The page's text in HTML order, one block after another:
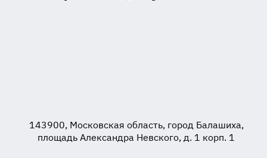
143900, Московская область, город Балашиха,
площадь Александра Невского, д. 1 корп. 1